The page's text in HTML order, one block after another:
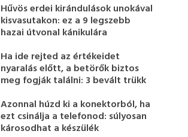
Hűvös erdei kirándulások unokával
kisvasutakon: ez a 9 legszebb
hazai útvonal kánikulára
Ha ide rejted az értékeidet
nyaralás előtt, a betörők biztos
meg fogják találni: 3 bevált trükk
Azonnal húzd ki a konektorból, ha
ezt csinálja a telefonod: súlyosan
károsodhat a készülék